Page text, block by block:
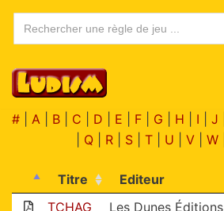
Aller
au
contenu
# A B C D E F G H I J
Q R S T U V W
Titre Editeur
TCHAG
Les Dunes Éditions